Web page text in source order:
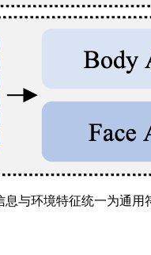
与环境特征统一为通用